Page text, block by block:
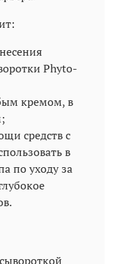
Phyto-
кремом, в
средств с
в
по уходу за